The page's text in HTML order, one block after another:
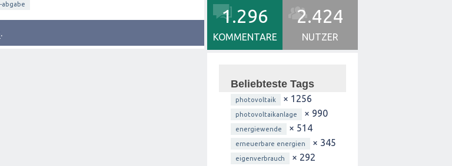
abgabe
.
1.296
KOMMENTARE
2.424
NUTZER
Beliebteste Tags
photovoltaik × 1256
photovoltaikanlage × 990
energiewende × 514
erneuerbare energien × 345
eigenverbrauch × 292